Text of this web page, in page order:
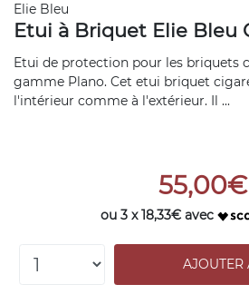
Elie Bleu
Etui à Briquet Elie Bleu
Etui de protection pour les briquets
gamme Plano. Cet etui briquet
l'intérieur comme à l'extérieur. Il ...
55,00€
ou 3 x 18,33€ avec